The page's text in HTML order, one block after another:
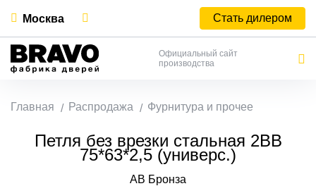
Москва Стать дилером
Официальный сайт
производства
Главная Распродажа Фурнитура и прочее
Петля без врезки стальная 2ВВ
75*63*2,5 (универс.)
AB Бронза